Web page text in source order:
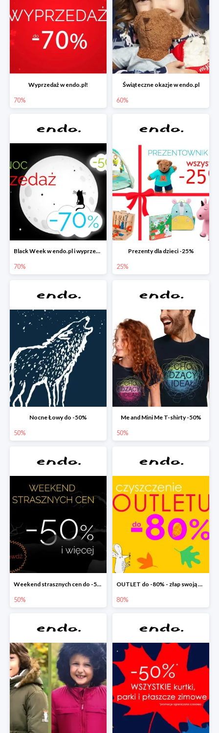
Wyprzedaż w endo.pl!
70%
Świąteczne okazje w endo.pl
60%
Black Week w endo.pl i wyprzedaże do -70&
70%
Prezenty dla dzieci -25%
25%
Nocne Łowy do -50%
50%
Me and Mini Me T-shirty -50%
50%
Weekend strasznych cen do -50%
50%
OUTLET do -80% - złap swoją okazję !
80%